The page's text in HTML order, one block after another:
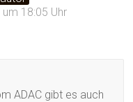
18:05 Uhr
ADAC gibt es auch